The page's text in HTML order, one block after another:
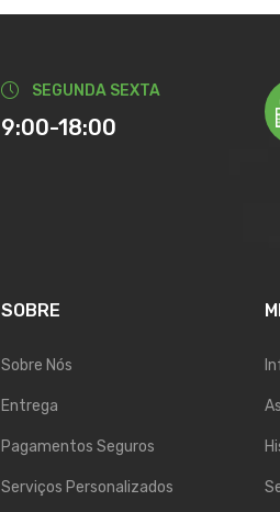
SEGUNDA SEXTA
9:00-18:00
SOBRE
Sobre Nós
Entrega
Pagamentos Seguros
Serviços Personalizados